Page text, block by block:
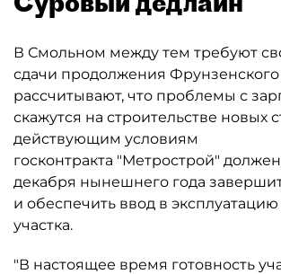
В Смольном между тем требуют
сдачи продолжения Фрунзенского
рассчитывают, что проблемы с
скажутся на строительстве новых
действующим условиям
госконтракта "Метрострой"
декабря нынешнего года
и обеспечить ввод в
участка.
"В настоящее время готовность